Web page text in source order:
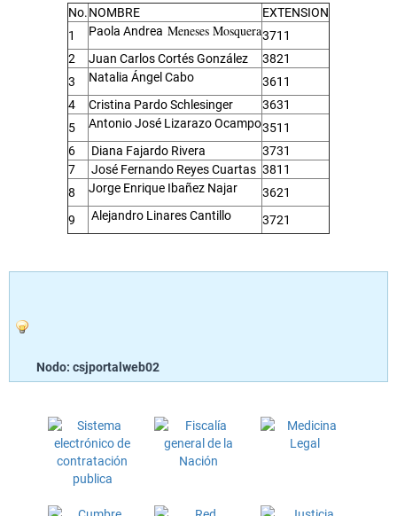
No.NOMBRE
EXTENSION
1
Paola Andrea Meneses Mosquera3711
2
Juan Carlos Cortés González
3821
3
Natalia Ángel Cabo
3611
4
Cristina Pardo Schlesinger
3631
5
Antonio José Lizarazo Ocampo3511
6
Diana Fajardo Rivera
3731
7
José Fernando Reyes Cuartas 3811
8
Jorge Enrique Ibañez Najar
3621
9
Alejandro Linares Cantillo 3721
Nodo: csjportalweb02